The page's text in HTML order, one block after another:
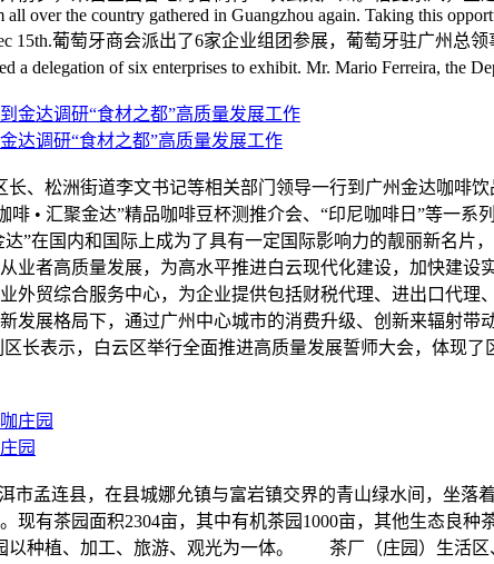
over the country gathered in Guangzhou again. Taking this
15th.葡萄牙商会派出了6家企业组团参展，葡萄牙驻广州
a delegation of six enterprises to exhibit. Mr. Mario Ferreira, the
达调研“食材之都”高质量发展工作
长、松洲街道李文书记等相关部门领导一行到广州金达咖啡
啡 • 汇聚金达”精品咖啡豆杯测推介会、“印尼咖啡日”等一
达”在国内和国际上成为了具有一定国际影响力的靓丽新名
业者高质量发展，为高水平推进白云现代化建设，加快建
外贸综合服务中心，为企业提供包括财税代理、进出口代
发展格局下，通过广州中心城市的消费升级、创新来辐射
长表示，白云区举行全面推进高质量发展誓师大会，体现
园
市孟连县，在县城娜允镇与富岩镇交界的青山绿水间，坐
现有茶园面积2304亩，其中有机茶园1000亩，其他生态良
以种植、加工、旅游、观光为一体。 茶厂（庄园）生活区